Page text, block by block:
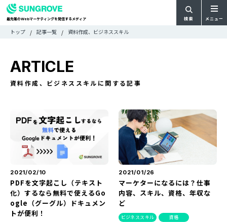
最先端のWebマーケティングを発信するメディア 検索 メニュー
ュ
ー
CATEGORY
カテゴリで探す
TAG
FEATURE
MOVIE
動画
DOCUMENT
お役立ち資料
お問い合わせ
広告掲載に関するお問い合わせ
検
検
トップ 記事一覧 資料作成、ビジネススキル
ARTICLE
資料作成、ビジネススキルに関する記事
2021/02/10
PDFを文字起こし（テキスト
化）するなら無料で使えるGo
ogle（グーグル）ドキュメン
トが便利！
2021/01/26
マーケターになるには？仕事
内容、スキル、資格、年収な
ど
ビジネススキル 資格